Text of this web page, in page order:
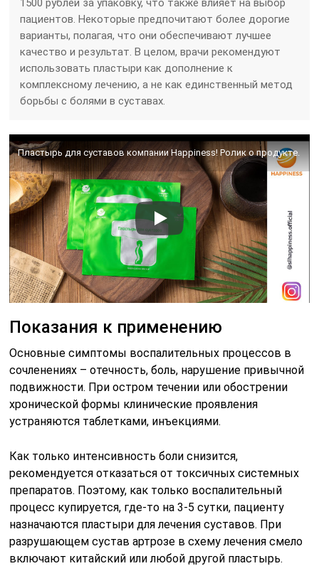
1500 рублей за упаковку, что также влияет на выбор
пациентов. Некоторые предпочитают более дорогие
варианты, полагая, что они обеспечивают лучшее
качество и результат. В целом, врачи рекомендуют
использовать пластыри как дополнение к
комплексному лечению, а не как единственный метод
борьбы с болями в суставах.
Пластырь для суставов компании Happiness! Ролик о продукте.
Показания к применению
Основные симптомы воспалительных процессов в
сочленениях – отечность, боль, нарушение привычной
подвижности. При остром течении или обострении
хронической формы клинические проявления
устраняются таблетками, инъекциями.
Как только интенсивность боли снизится,
рекомендуется отказаться от токсичных системных
препаратов. Поэтому, как только воспалительный
процесс купируется, где-то на 3-5 сутки, пациенту
назначаются пластыри для лечения суставов. При
разрушающем сустав артрозе в схему лечения смело
включают китайский или любой другой пластырь.